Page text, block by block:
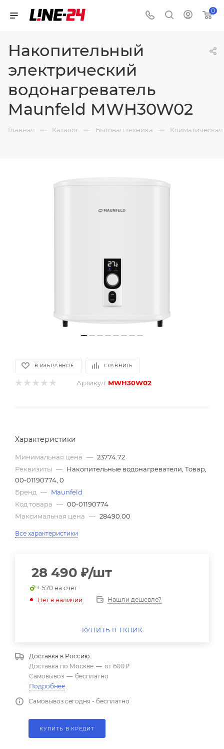
0
Накопительный
электрический
водонагреватель
Maunfeld MWH30W02
Главная — Каталог — Бытовая техника —
В ИЗБРАННОЕ СРАВНИТЬ
Артикул: MWH30W02
Характеристики
Минимальная цена — 23774.72
Реквизиты — Накопительные водонагреватели, Товар,
00-01190774, 0
Бренд — Maunfeld
Код товара — 00-01190774
Максимальная цена — 28490.00
Все характеристики
28 490 ₽/шт
+ 570 на счет
Нет в наличии
Нашли дешевле?
КУПИТЬ В 1 КЛИК
Доставка в Россию
Доставка по Москве — от 600 ₽
Самовывоз — бесплатно
Подробнее
Самовывоз сегодня - бесплатно
КУПИТЬ В КРЕДИТ